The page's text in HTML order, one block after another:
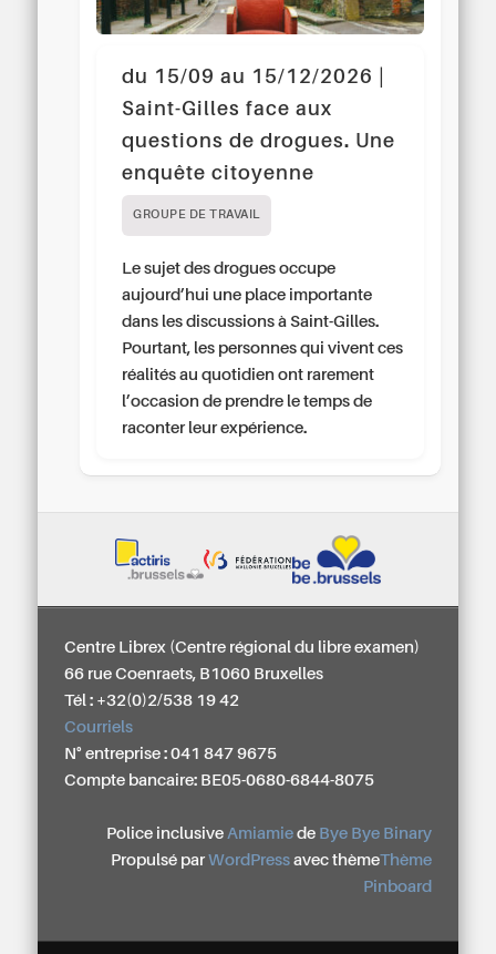
du 15/09 au 15/12/2026 |
Saint-Gilles face aux
questions de drogues. Une
enquête citoyenne
GROUPE DE TRAVAIL
Le sujet des drogues occupe
aujourd’hui une place importante
dans les discussions à Saint-Gilles.
Pourtant, les personnes qui vivent ces
réalités au quotidien ont rarement
l’occasion de prendre le temps de
raconter leur expérience.
Centre Librex (Centre régional du libre examen)
66 rue Coenraets, B1060 Bruxelles
Tél : +32(0)2/538 19 42
Courriels
N° entreprise : 041 847 9675
Compte bancaire: BE05-0680-6844-8075
Police inclusive Amiamiede Bye Bye Binary
Propulsé par WordPressavec thèmeThème
Pinboard